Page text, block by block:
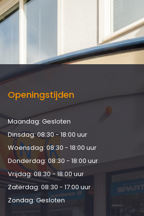
Openingstijden
Maandag: Gesloten
Dinsdag: 08:30 - 18:00 uur
Woensdag: 08:30 - 18:00 uur
Donderdag: 08:30 - 18:00 uur
Vrijdag: 08:30 - 18:00 uur
Zaterdag: 08:30 - 17:00 uur
Zondag: Gesloten